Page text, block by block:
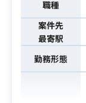
職種
案件先
最寄駅
勤務形態